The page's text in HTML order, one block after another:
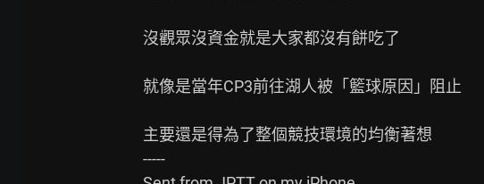
沒觀眾沒資金就是大家都沒有餅吃了
就像是當年CP3前往湖人被「籃球原因」阻止
主要還是得為了整個競技環境的均衡著想
-----